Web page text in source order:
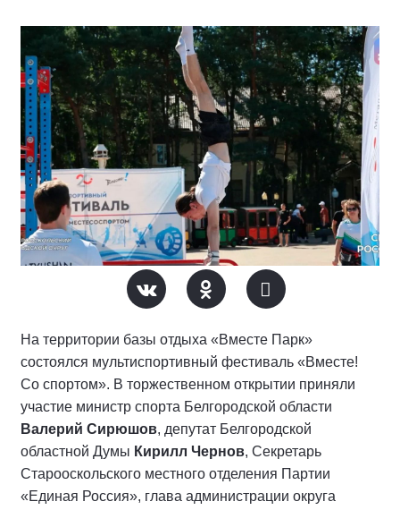
На территории базы отдыха «Вместе Парк»
состоялся мультиспортивный фестиваль «Вместе!
Со спортом». В торжественном открытии приняли
участие министр спорта Белгородской области
Валерий Сирюшов, депутат Белгородской
областной Думы Кирилл Чернов, Секретарь
Старооскольского местного отделения Партии
«Единая Россия», глава администрации округа